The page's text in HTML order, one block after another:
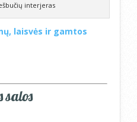
interjeras
laisvės ir gamtos
salos